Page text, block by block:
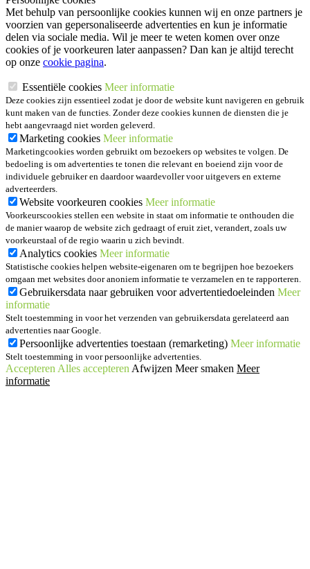
Met behulp van persoonlijke cookies kunnen wij en onze partners je
voorzien van gepersonaliseerde advertenties en kun je informatie
delen via sociale media. Wil je meer te weten komen over onze
cookies of je voorkeuren later aanpassen? Dan kan je altijd terecht
op onze cookie pagina.
Essentiële cookies Meer informatie
Deze cookies zijn essentieel zodat je door de website kunt navigeren en gebruik
kunt maken van de functies. Zonder deze cookies kunnen de diensten die je
hebt aangevraagd niet worden geleverd.
Marketing cookies Meer informatie
Marketingcookies worden gebruikt om bezoekers op websites te volgen. De
bedoeling is om advertenties te tonen die relevant en boeiend zijn voor de
individuele gebruiker en daardoor waardevoller voor uitgevers en externe
adverteerders.
Website voorkeuren cookies Meer informatie
Voorkeurscookies stellen een website in staat om informatie te onthouden die
de manier waarop de website zich gedraagt of eruit ziet, verandert, zoals uw
voorkeurstaal of de regio waarin u zich bevindt.
Analytics cookies Meer informatie
Statistische cookies helpen website-eigenaren om te begrijpen hoe bezoekers
omgaan met websites door anoniem informatie te verzamelen en te rapporteren.
Gebruikersdata naar gebruiken voor advertentiedoeleinden Meer
informatie
Stelt toestemming in voor het verzenden van gebruikersdata gerelateerd aan
advertenties naar Google.
Persoonlijke advertenties toestaan (remarketing) Meer informatie
Stelt toestemming in voor persoonlijke advertenties.
Accepteren Alles accepteren Afwijzen Meer smaken Meer
informatie